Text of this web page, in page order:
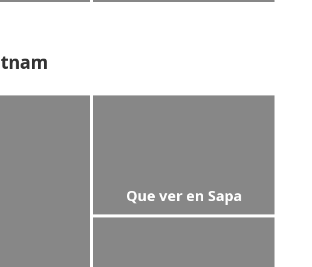
Que ver en Sapa